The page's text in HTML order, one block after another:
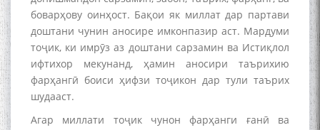
боварҳову оинҳост. Бақои як миллат дар партави
доштани чунин аносире имконпазир аст. Мардуми
тоҷик, ки имрӯз аз доштани сарзамин ва Истиқлол
ифтихор мекунанд, ҳамин аносири таърихию
фарҳангӣ боиси ҳифзи тоҷикон дар тули таърих
шудааст.
Агар миллати тоҷик чунон фарҳанги ғанӣ ва